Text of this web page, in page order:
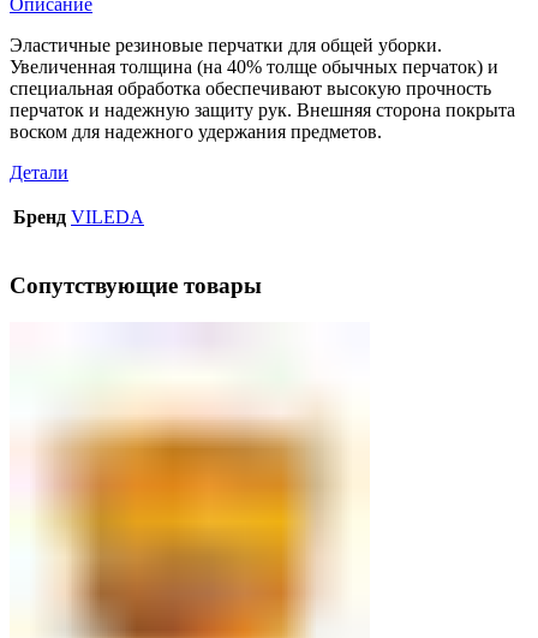
Эластичные резиновые перчатки для общей уборки.
Увеличенная толщина (на 40% толще обычных перчаток) и
специальная обработка обеспечивают высокую прочность
перчаток и надежную защиту рук. Внешняя сторона покрыта
воском для надежного удержания предметов.
Детали
Бренд VILEDA
Сопутствующие товары